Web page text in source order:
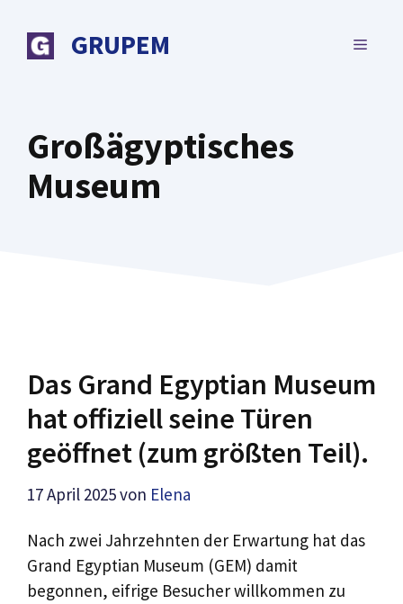
Inhalt
springen
GRUPEM MENÜ
Großägyptisches
Museum
Das Grand Egyptian Museum
hat offiziell seine Türen
geöffnet (zum größten Teil).
17 April 2025von Elena
Nach zwei Jahrzehnten der Erwartung hat das
Grand Egyptian Museum (GEM) damit
begonnen, eifrige Besucher willkommen zu